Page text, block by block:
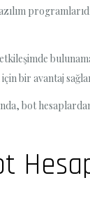
bir avantaj
bot